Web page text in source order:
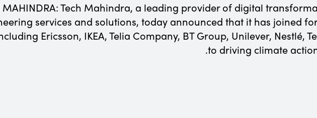
MAHINDRA: Tech Mahindra, a leading provider of digital
services and solutions, today announced that it has joined
Ericsson, IKEA, Telia Company, BT Group, Unilever, Nestlé,
to driving climate